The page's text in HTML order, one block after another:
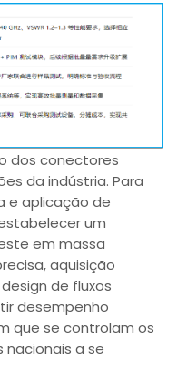
dos conectores
da indústria. Para
e aplicação de
um
em massa
aquisição
de fluxos
desempenho
que se controlam os
a se